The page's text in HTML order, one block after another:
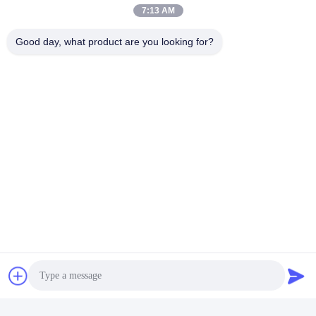
ईमेल
7:13 AM
Good day, what product are you looking for?